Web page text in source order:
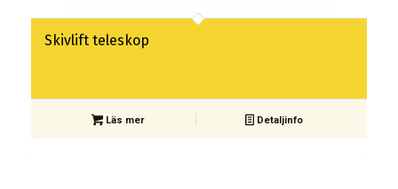
Skivlift teleskop
Läs mer Detaljinfo